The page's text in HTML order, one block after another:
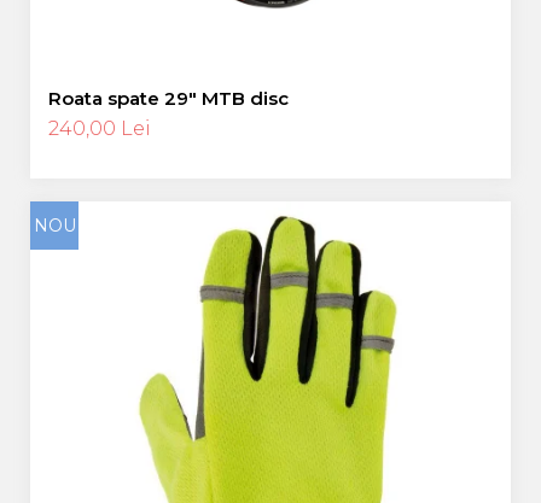
Roata spate 29″ MTB disc
240,00 Lei
NOU